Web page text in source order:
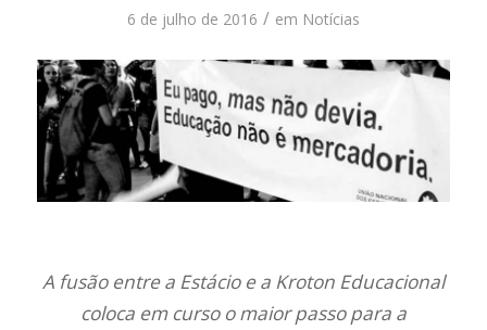
6 de julho de 2016 / em Notícias
A fusão entre a Estácio e a Kroton Educacional
coloca em curso o maior passo para a